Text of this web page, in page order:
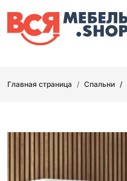
Главная страница Спальни